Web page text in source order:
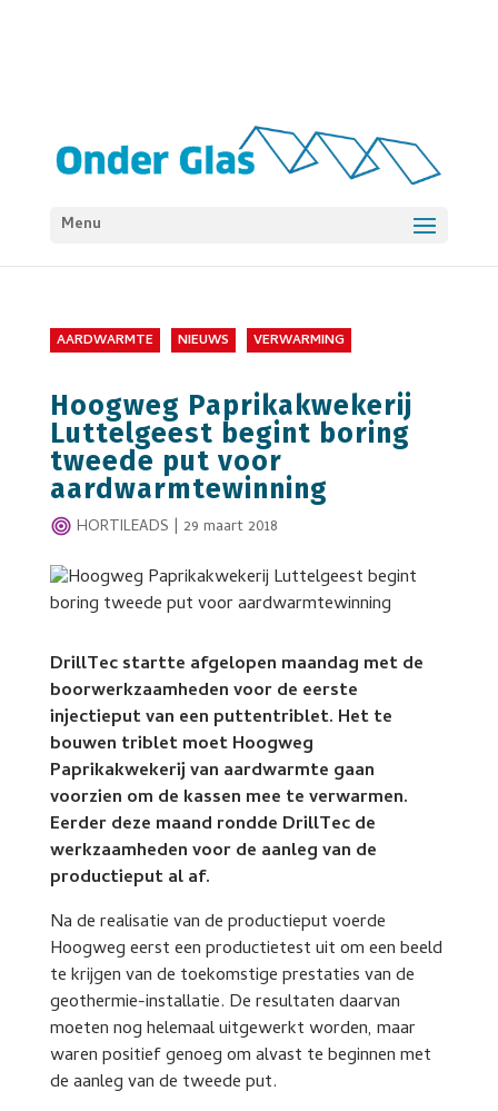
Menu
AARDWARMTE NIEUWS VERWARMING
Hoogweg Paprikakwekerij
Luttelgeest begint boring
tweede put voor
aardwarmtewinning
HORTILEADS | 29 maart 2018
DrillTec startte afgelopen maandag met de
boorwerkzaamheden voor de eerste
injectieput van een puttentriblet. Het te
bouwen triblet moet Hoogweg
Paprikakwekerij van aardwarmte gaan
voorzien om de kassen mee te verwarmen.
Eerder deze maand rondde DrillTec de
werkzaamheden voor de aanleg van de
productieput al af.
Na de realisatie van de productieput voerde
Hoogweg eerst een productietest uit om een beeld
te krijgen van de toekomstige prestaties van de
geothermie-installatie. De resultaten daarvan
moeten nog helemaal uitgewerkt worden, maar
waren positief genoeg om alvast te beginnen met
de aanleg van de tweede put.